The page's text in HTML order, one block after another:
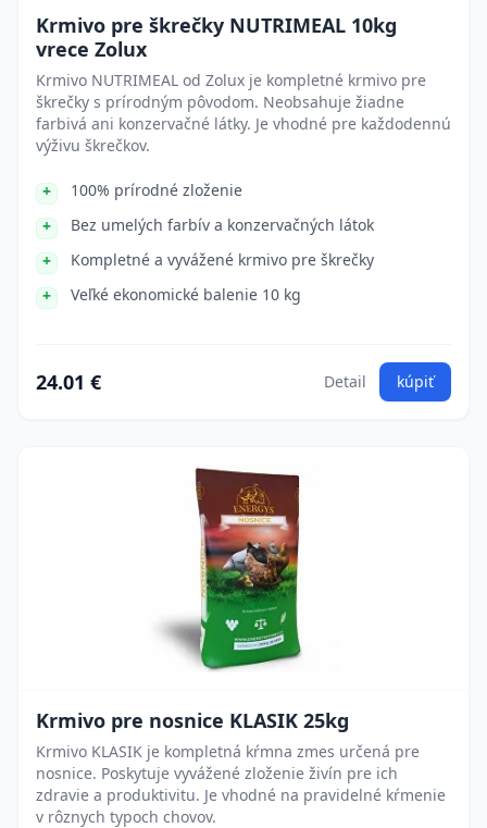
Krmivo pre škrečky NUTRIMEAL 10kg
vrece Zolux
Krmivo NUTRIMEAL od Zolux je kompletné krmivo pre
škrečky s prírodným pôvodom. Neobsahuje žiadne
farbivá ani konzervačné látky. Je vhodné pre každodennú
výživu škrečkov.
100% prírodné zloženie
Bez umelých farbív a konzervačných látok
Kompletné a vyvážené krmivo pre škrečky
Veľké ekonomické balenie 10 kg
24.01 € Detail kúpiť
Krmivo pre nosnice KLASIK 25kg
Krmivo KLASIK je kompletná kŕmna zmes určená pre
nosnice. Poskytuje vyvážené zloženie živín pre ich
zdravie a produktivitu. Je vhodné na pravidelné kŕmenie
v rôznych typoch chovov.